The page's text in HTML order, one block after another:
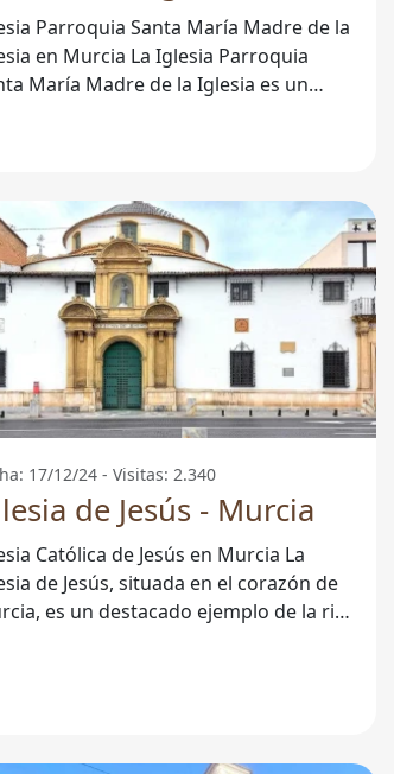
Parroquia Santa María Madre de la
Murcia La Iglesia Parroquia
María Madre de la Iglesia es un
17/12/24 - Visitas: 2.340
de Jesús - Murcia
Católica de Jesús en Murcia La
de Jesús, situada en el corazón de
es un destacado ejemplo de la rica